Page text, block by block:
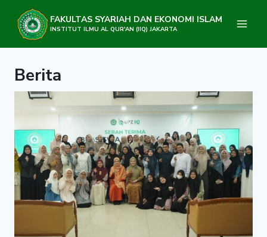
content
FAKULTAS SYARIAH DAN EKONOMI ISLAM
INSTITUT ILMU AL QUR'AN (IIQ) JAKARTA
Berita